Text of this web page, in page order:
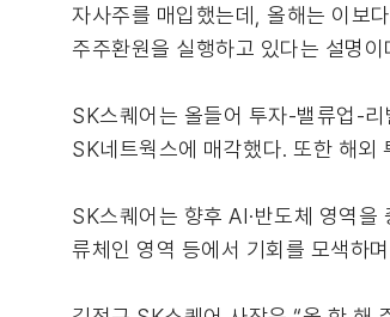
자사주를 매입했는데, 올해는 이보
주주환원을 실행하고 있다는 설명이
SK스퀘어는 올들어 투자-밸류업-
SK네트웍스에 매각했다. 또한 해
SK스퀘어는 향후 AI·반도체 영역
류체인 영역 등에서 기회를 모색하